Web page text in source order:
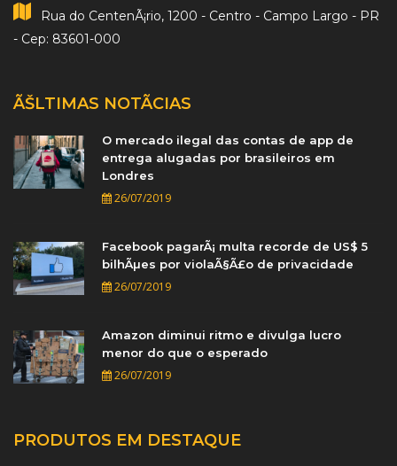
Rua do CentenÃ¡rio, 1200 - Centro - Campo Largo - PR
- Cep: 83601-000
ÃŠLTIMAS NOTÃ­CIAS
O mercado ilegal das contas de app de
entrega alugadas por brasileiros em
Londres
26/07/2019
Facebook pagarÃ¡ multa recorde de US$ 5
bilhÃµes por violaÃ§Ã£o de privacidade
26/07/2019
Amazon diminui ritmo e divulga lucro
menor do que o esperado
26/07/2019
PRODUTOS EM DESTAQUE